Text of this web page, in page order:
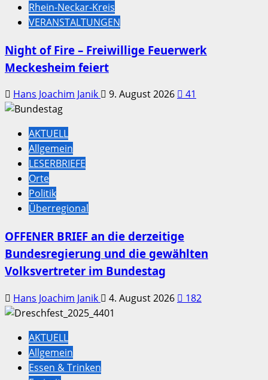
Rhein-Neckar-Kreis
VERANSTALTUNGEN
Night of Fire – Freiwillige Feuerwerk
Meckesheim feiert
Hans Joachim Janik 9. August 2026 41
AKTUELL
Allgemein
LESERBRIEFE
Orte
Politik
Überregional
OFFENER BRIEF an die derzeitige
Bundesregierung und die gewählten
Volksvertreter im Bundestag
Hans Joachim Janik 4. August 2026 182
AKTUELL
Allgemein
Essen & Trinken